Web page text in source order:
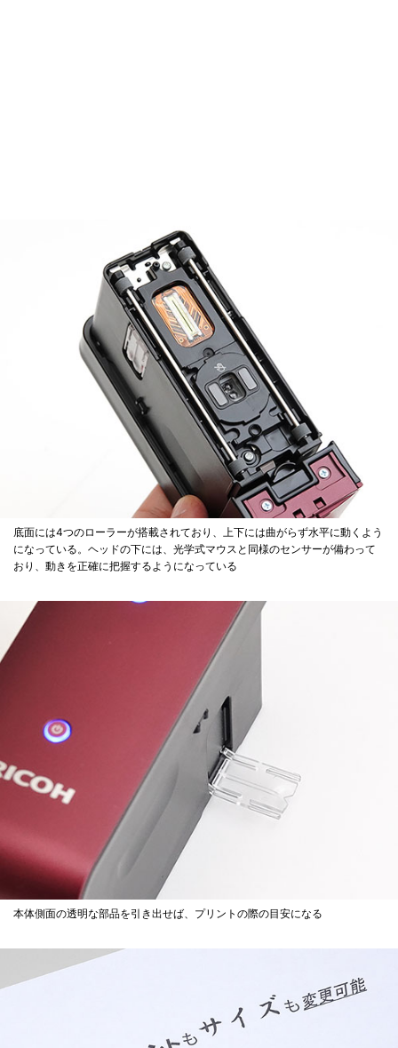
底面には4つのローラーが搭載されており、上下には曲がらず水平に動くよう
になっている。ヘッドの下には、光学式マウスと同様のセンサーが備わって
おり、動きを正確に把握するようになっている
本体側面の透明な部品を引き出せば、プリントの際の目安になる